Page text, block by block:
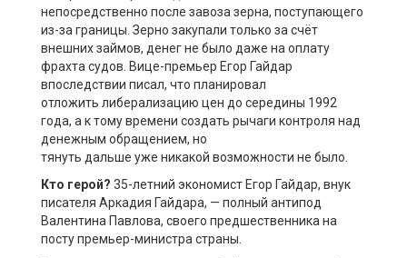
непосредственно после завоза зерна, поступающего
из-за границы. Зерно закупали только за счёт
внешних займов, денег не было даже на оплату
фрахта судов. Вице-премьер Егор Гайдар
впоследствии писал, что планировал
отложить либерализацию цен до середины 1992
года, а к тому времени создать рычаги контроля над
денежным обращением, но
тянуть дальше уже никакой возможности не было.
Кто герой? 35-летний экономист Егор Гайдар, внук
писателя Аркадия Гайдара, — полный антипод
Валентина Павлова, своего предшественника на
посту премьер-министрастраны.